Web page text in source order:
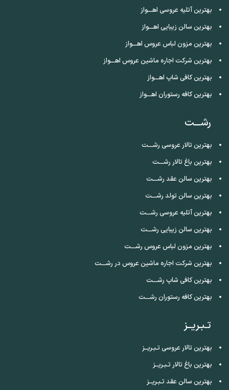
بهترین آتلیه عروسی اهـــواز
بهترین سالن زیبایی اهـــواز
بهترین مزون لباس عروس اهـــواز
بهترین شرکت اجاره ماشین عروس اهـــواز
بهترین کافی شاپ اهـــواز
بهترین کافه رستوران اهـــواز
رشـــت
بهترین تالار عروسی رشـــت
بهترین باغ تالار رشـــت
بهترین سالن عقد رشـــت
بهترین سالن تولد رشـــت
بهترین آتلیه عروسی رشـــت
بهترین سالن زیبایی رشـــت
بهترین مزون لباس عروس رشـــت
بهترین شرکت اجاره ماشین عروس در رشـــت
بهترین کافی شاپ رشـــت
بهترین کافه رستوران رشـــت
تـبـریــز
بهترین تالار عروسی تـبـریــز
بهترین باغ تالار تـبـریــز
بهترین سالن عقد تـبـریــز